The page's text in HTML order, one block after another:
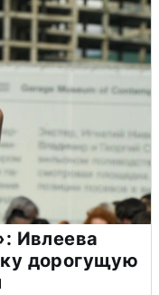
Ивлеева
дорогущую